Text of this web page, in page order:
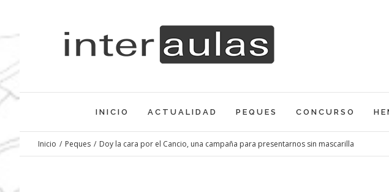
INICIO ACTUALIDAD PEQUES CONCURSO
Inicio / Peques / Doy la cara por el Cancio, una campaña para presentarnos sin mascarilla